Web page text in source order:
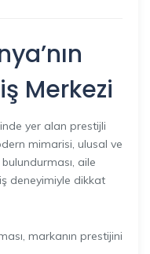
Merkezi
yer alan prestijli
mimarisi, ulusal ve
aile
deneyimiyle dikkat
markanın prestijini